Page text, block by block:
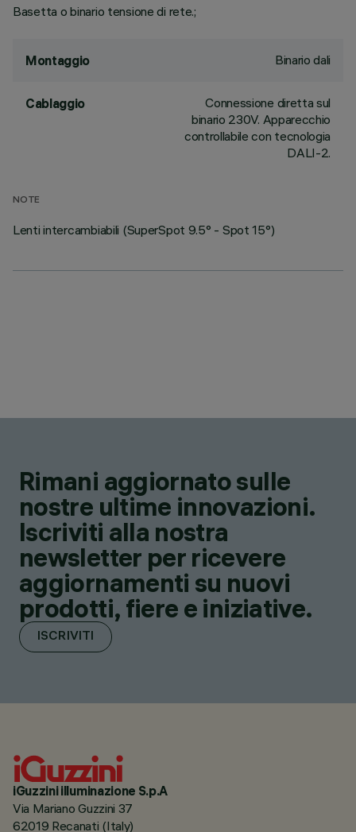
Basetta o binario tensione di rete.;
Montaggio Binario dali
Cablaggio
Connessione diretta sul
binario 230V. Apparecchio
controllabile con tecnologia
DALI-2.
NOTE
Lenti intercambiabili (SuperSpot 9.5° - Spot 15°)
Rimani aggiornato sulle
nostre ultime innovazioni.
Iscriviti alla nostra
newsletter per ricevere
aggiornamenti su nuovi
prodotti, fiere e iniziative.
ISCRIVITI
iGuzzini illuminazione S.p.A
Via Mariano Guzzini 37
62019 Recanati (Italy)